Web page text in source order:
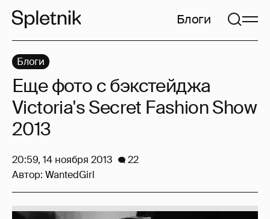
Блоги
Блоги
Еще фото с бэкстейджа
Victoria's Secret Fashion Show
2013
20:59, 14 ноября 2013
22
Автор: WantedGirl